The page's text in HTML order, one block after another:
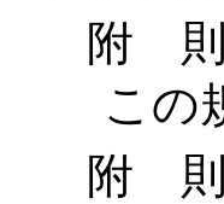
附 則
この規
附 則